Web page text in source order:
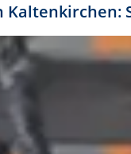
Kaltenkirchen: